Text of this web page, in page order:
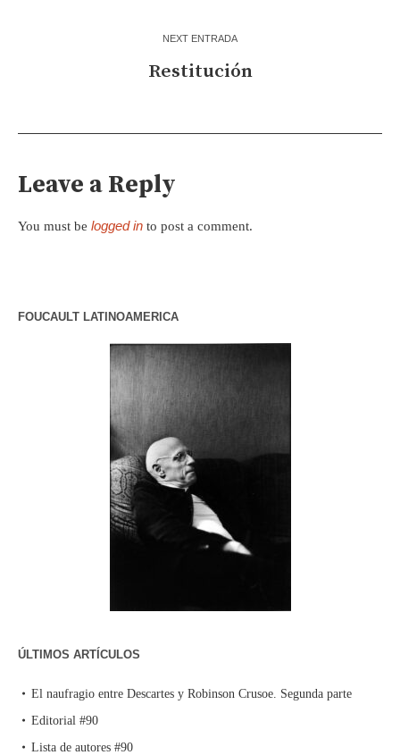
NEXT ENTRADA
Restitución
Leave a Reply
You must be logged in to post a comment.
FOUCAULT LATINOAMERICA
ÚLTIMOS ARTÍCULOS
El naufragio entre Descartes y Robinson Crusoe. Segunda parte
Editorial #90
Lista de autores #90